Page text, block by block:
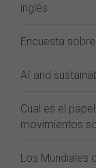
inglés
Encuesta
AI and
Cual es el
movimientos
Los Mundiales